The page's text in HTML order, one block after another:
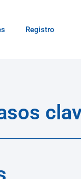
Registro